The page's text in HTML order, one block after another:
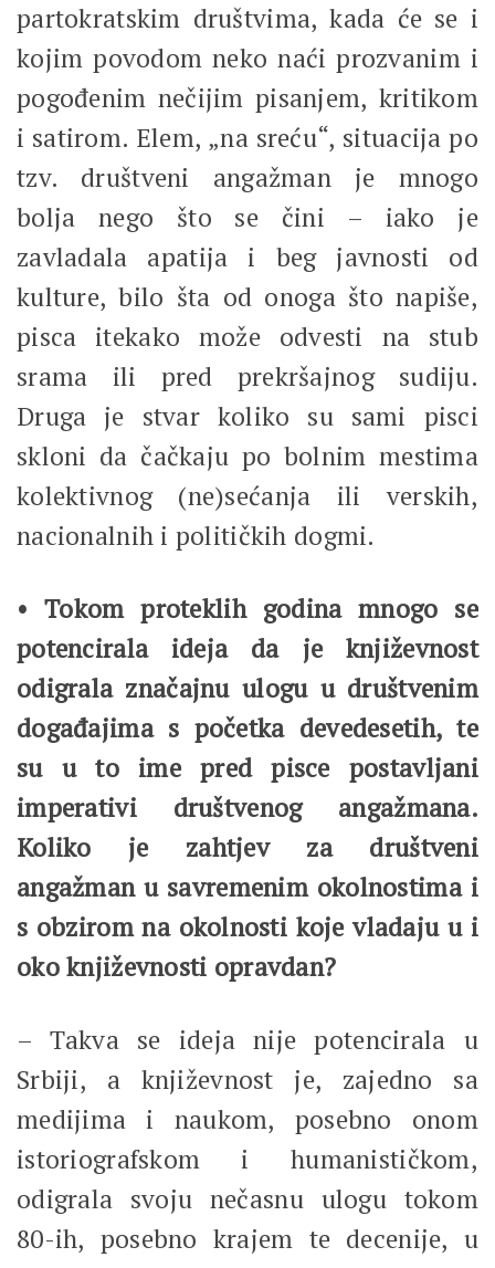
partokratskim društvima, kada će se i
kojim povodom neko naći prozvanim i
pogođenim nečijim pisanjem, kritikom
i satirom. Elem, „na sreću“, situacija po
tzv. društveni angažman je mnogo
bolja nego što se čini – iako je
zavladala apatija i beg javnosti od
kulture, bilo šta od onoga što napiše,
pisca itekako može odvesti na stub
srama ili pred prekršajnog sudiju.
Druga je stvar koliko su sami pisci
skloni da čačkaju po bolnim mestima
kolektivnog (ne)sećanja ili verskih,
nacionalnih i političkih dogmi.
• Tokom proteklih godina mnogo se
potencirala ideja da je književnost
odigrala značajnu ulogu u društvenim
događajima s početka devedesetih, te
su u to ime pred pisce postavljani
imperativi društvenog angažmana.
Koliko je zahtjev za društveni
angažman u savremenim okolnostima i
s obzirom na okolnosti koje vladaju u i
oko književnosti opravdan?
– Takva se ideja nije potencirala u
Srbiji, a književnost je, zajedno sa
medijima i naukom, posebno onom
istoriografskom i humanističkom,
odigrala svoju nečasnu ulogu tokom
80-ih, posebno krajem te decenije, u